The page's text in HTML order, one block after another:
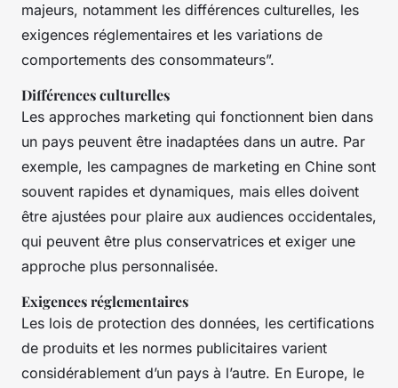
majeurs, notamment les différences culturelles, les
exigences réglementaires et les variations de
comportements des consommateurs”.
Différences culturelles
Les approches marketing qui fonctionnent bien dans
un pays peuvent être inadaptées dans un autre. Par
exemple, les campagnes de marketing en Chine sont
souvent rapides et dynamiques, mais elles doivent
être ajustées pour plaire aux audiences occidentales,
qui peuvent être plus conservatrices et exiger une
approche plus personnalisée.
Exigences réglementaires
Les lois de protection des données, les certifications
de produits et les normes publicitaires varient
considérablement d’un pays à l’autre. En Europe, le